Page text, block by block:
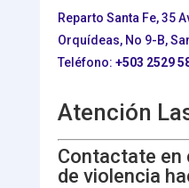
Reparto Santa Fe, 35
Orquídeas, No 9-B,
Teléfono: +503 2529
Atención
Contactate en
de violencia